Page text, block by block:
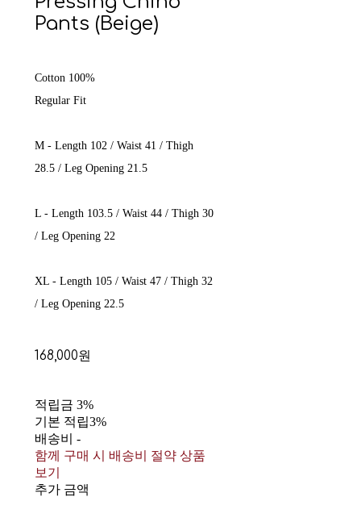
Pants (Beige)
Cotton 100%
Regular Fit
M - Length 102 / Waist 41 / Thigh
28.5 / Leg Opening 21.5
L - Length 103.5 / Waist 44 / Thigh 30
/ Leg Opening 22
XL - Length 105 / Waist 47 / Thigh 32
/ Leg Opening 22.5
168,000원
적립금 3%
기본 적립3%
배송비 -
함께 구매 시 배송비 절약 상품
보기
추가 금액